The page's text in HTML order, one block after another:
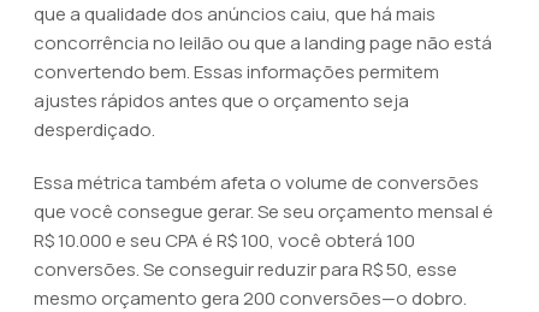
que a qualidade dos anúncios caiu, que há mais
concorrência no leilão ou que a landing page não está
convertendo bem. Essas informações permitem
ajustes rápidos antes que o orçamento seja
desperdiçado.
Essa métrica também afeta o volume de conversões
que você consegue gerar. Se seu orçamento mensal é
R$ 10.000 e seu CPA é R$ 100, você obterá 100
conversões. Se conseguir reduzir para R$ 50, esse
mesmo orçamento gera 200 conversões—o dobro.